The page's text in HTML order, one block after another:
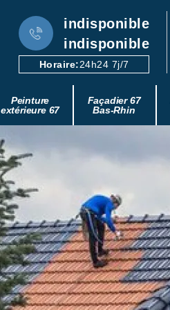
indisponible
indisponible
Horaire:24h24 7j/7
Peinture
extérieure 67
Façadier 67
Bas-Rhin